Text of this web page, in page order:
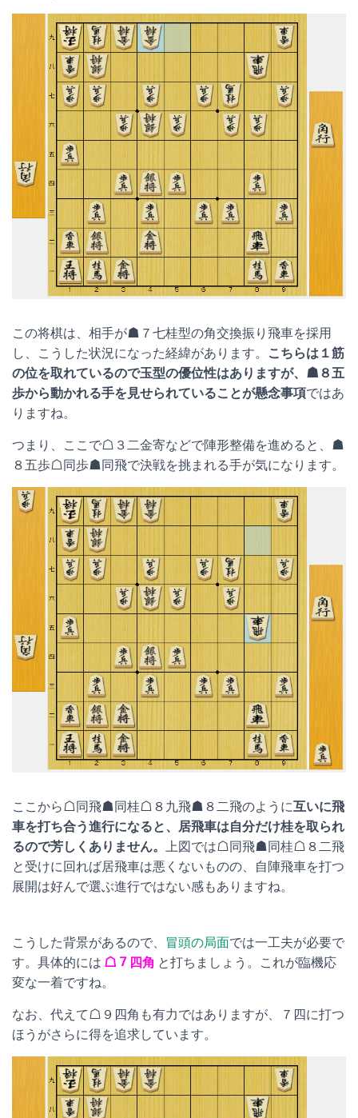
この将棋は、相手が☗７七桂型の角交換振り飛車を採用
し、こうした状況になった経緯があります。
こちらは１筋
の位を取れているので玉型の優位性はありますが、☗８五
歩から動かれる手を見せられていることが懸念事項ではあ
りますね。
つまり、ここで☖３二金寄などで陣形整備を進めると、☗
８五歩☖同歩☗同飛で決戦を挑まれる手が気になります。
ここから☖同飛☗同桂☖８九飛☗８二飛のように互いに飛
車を打ち合う進行になると、居飛車は自分だけ桂を取られ
るので芳しくありません。 上図では☖同飛☗同桂☖８二飛
と受けに回れば居飛車は悪くないものの、自陣飛車を打つ
展開は好んで選ぶ進行ではない感もありますね。
こうした背景があるので、 冒頭の局面では一工夫が必要で
す。具体的には ☖７四角 と打ちましょう。これが臨機応
変な一着ですね。
なお、代えて☖９四角も有力ではありますが、７四に打つ
ほうがさらに得を追求しています。